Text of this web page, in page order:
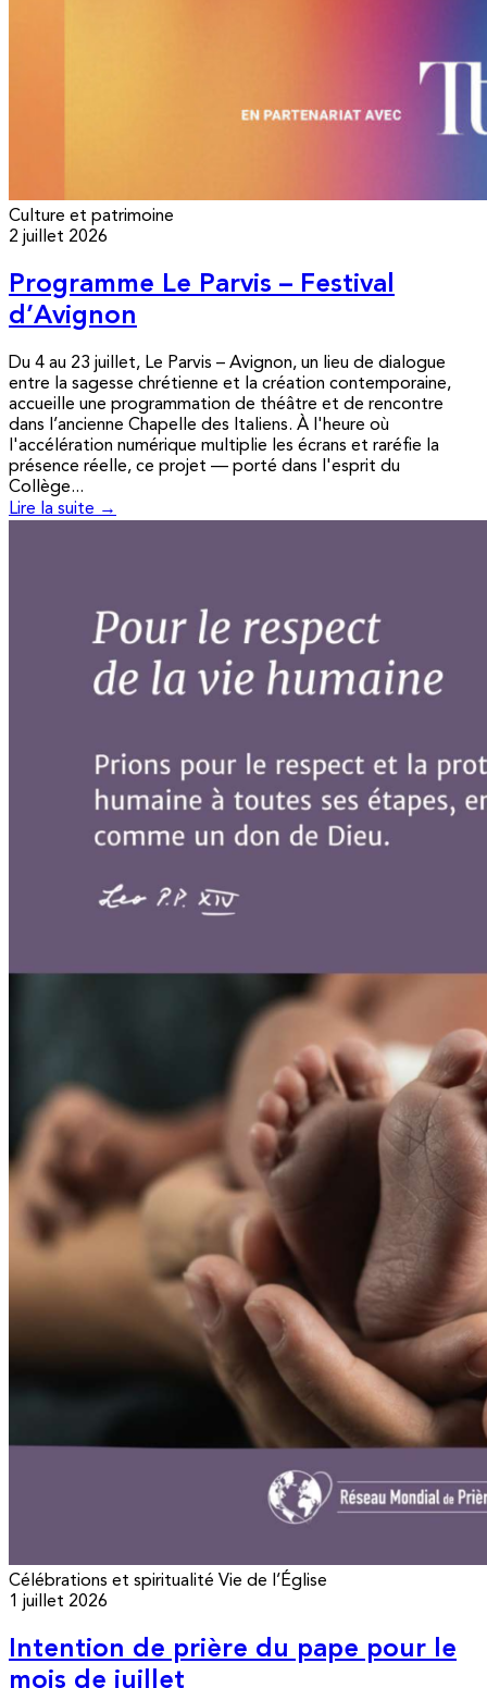
Culture et patrimoine
2 juillet 2026
Programme Le Parvis – Festival
d’Avignon
Du 4 au 23 juillet, Le Parvis – Avignon, un lieu de dialogue
entre la sagesse chrétienne et la création contemporaine,
accueille une programmation de théâtre et de rencontre
dans l’ancienne Chapelle des Italiens. À l'heure où
l'accélération numérique multiplie les écrans et raréfie la
présence réelle, ce projet — porté dans l'esprit du
Collège...
Lire la suite →
Célébrations et spiritualité Vie de l’Église
1 juillet 2026
Intention de prière du pape pour le
mois de juillet